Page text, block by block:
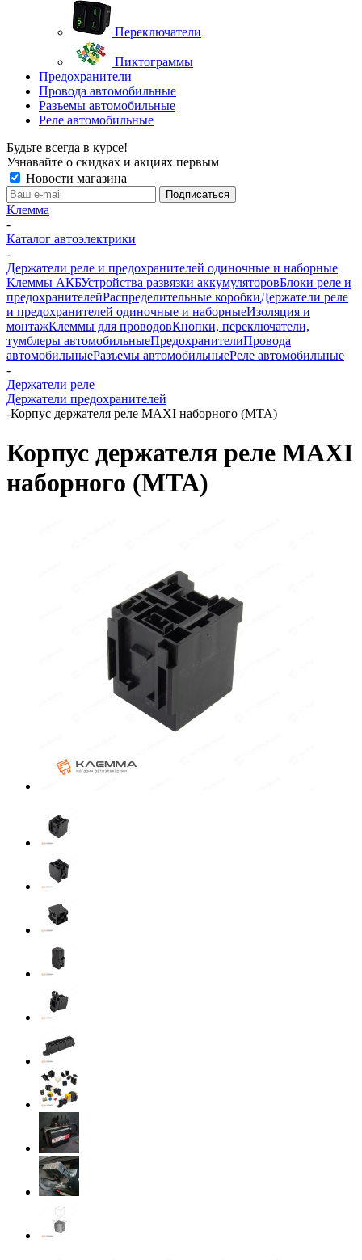
Переключатели
Пиктограммы
Предохранители
Провода автомобильные
Разъемы автомобильные
Реле автомобильные
Будьте всегда в курсе!
Узнавайте о скидках и акциях первым
Новости магазина
Клемма
-
Каталог автоэлектрики
-
Держатели реле и предохранителей одиночные и наборные
Клеммы АКБУстройства развязки аккумуляторовБлоки реле и
предохранителейРаспределительные коробкиДержатели реле
и предохранителей одиночные и наборныеИзоляция и
монтажКлеммы для проводовКнопки, переключатели,
тумблеры автомобильныеПредохранителиПровода
автомобильныеРазъемы автомобильныеРеле автомобильные
-
Держатели реле
Держатели предохранителей
-Корпус держателя реле MAXI наборного (MTA)
Корпус держателя реле MAXI
наборного (MTA)